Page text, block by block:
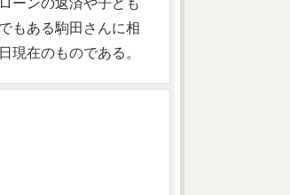
ーンの返済や子ども
もある駒田さんに相
現在のものである。